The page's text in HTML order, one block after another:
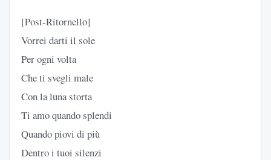
[Post-Ritornello]
Vorrei darti il sole
Per ogni volta
Che ti svegli male
Con la luna storta
Ti amo quando splendi
Quando piovi di più
Dentro i tuoi silenzi